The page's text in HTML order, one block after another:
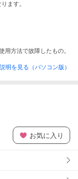
ます。
用方法で故障したもの。
明を見る（パソコン版）
お気に入り